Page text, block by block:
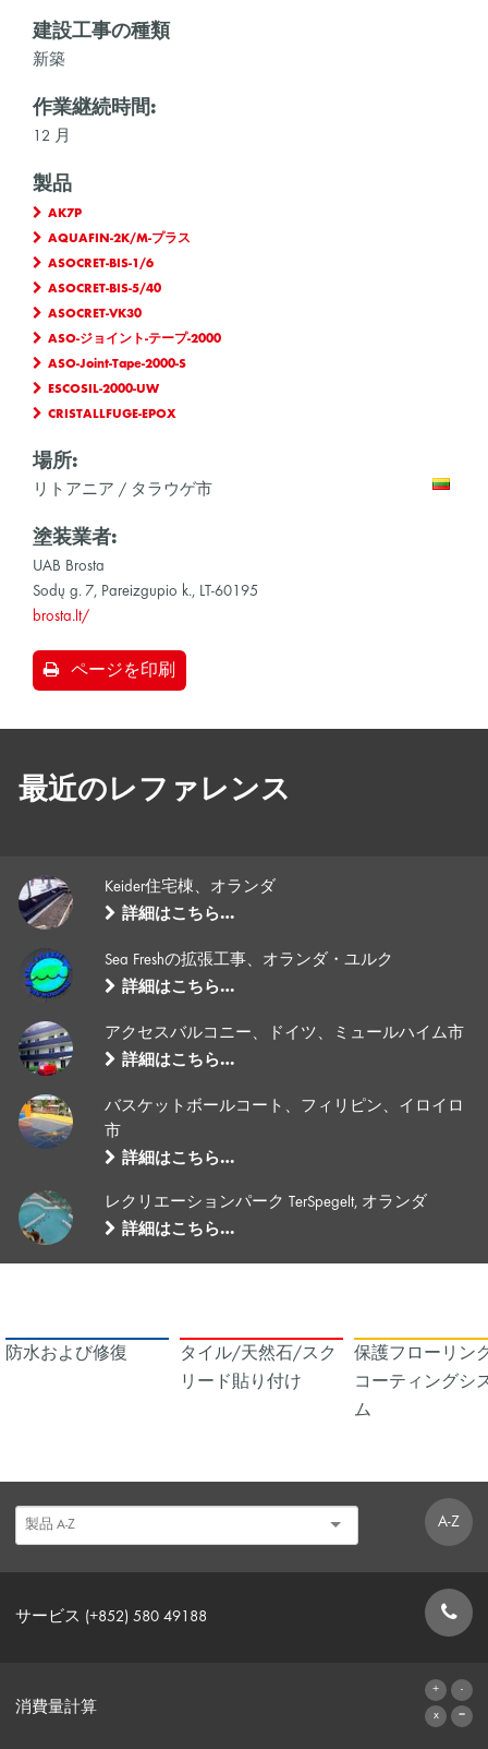
建設工事の種類
新築
作業継続時間:
12 月
製品
AK7P
AQUAFIN-2K/M-プラス
ASOCRET-BIS-1/6
ASOCRET-BIS-5/40
ASOCRET-VK30
ASO-ジョイント-テープ-2000
ASO-Joint-Tape-2000-S
ESCOSIL-2000-UW
CRISTALLFUGE-EPOX
場所:
リトアニア / タラウゲ市
塗装業者:
UAB Brosta
Sodų g. 7, Pareizgupio k., LT-60195
brosta.lt/
ページを印刷
最近のレファレンス
Keider住宅棟、オランダ
詳細はこちら…
Sea Freshの拡張工事、オランダ・ユルク
詳細はこちら…
アクセスバルコニー、ドイツ、ミュールハイム市
詳細はこちら…
バスケットボールコート、フィリピン、イロイロ
市
詳細はこちら…
レクリエーションパーク TerSpegelt, オランダ
詳細はこちら…
防水および修復
タイル/天然石/スク
リード貼り付け
保護フローリン
コーティングシ
ム
A-Z
サービス (+852) 580 49188
消費量計算